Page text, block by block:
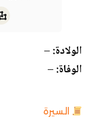
الولادة:–
الوفاة:–
السيرة